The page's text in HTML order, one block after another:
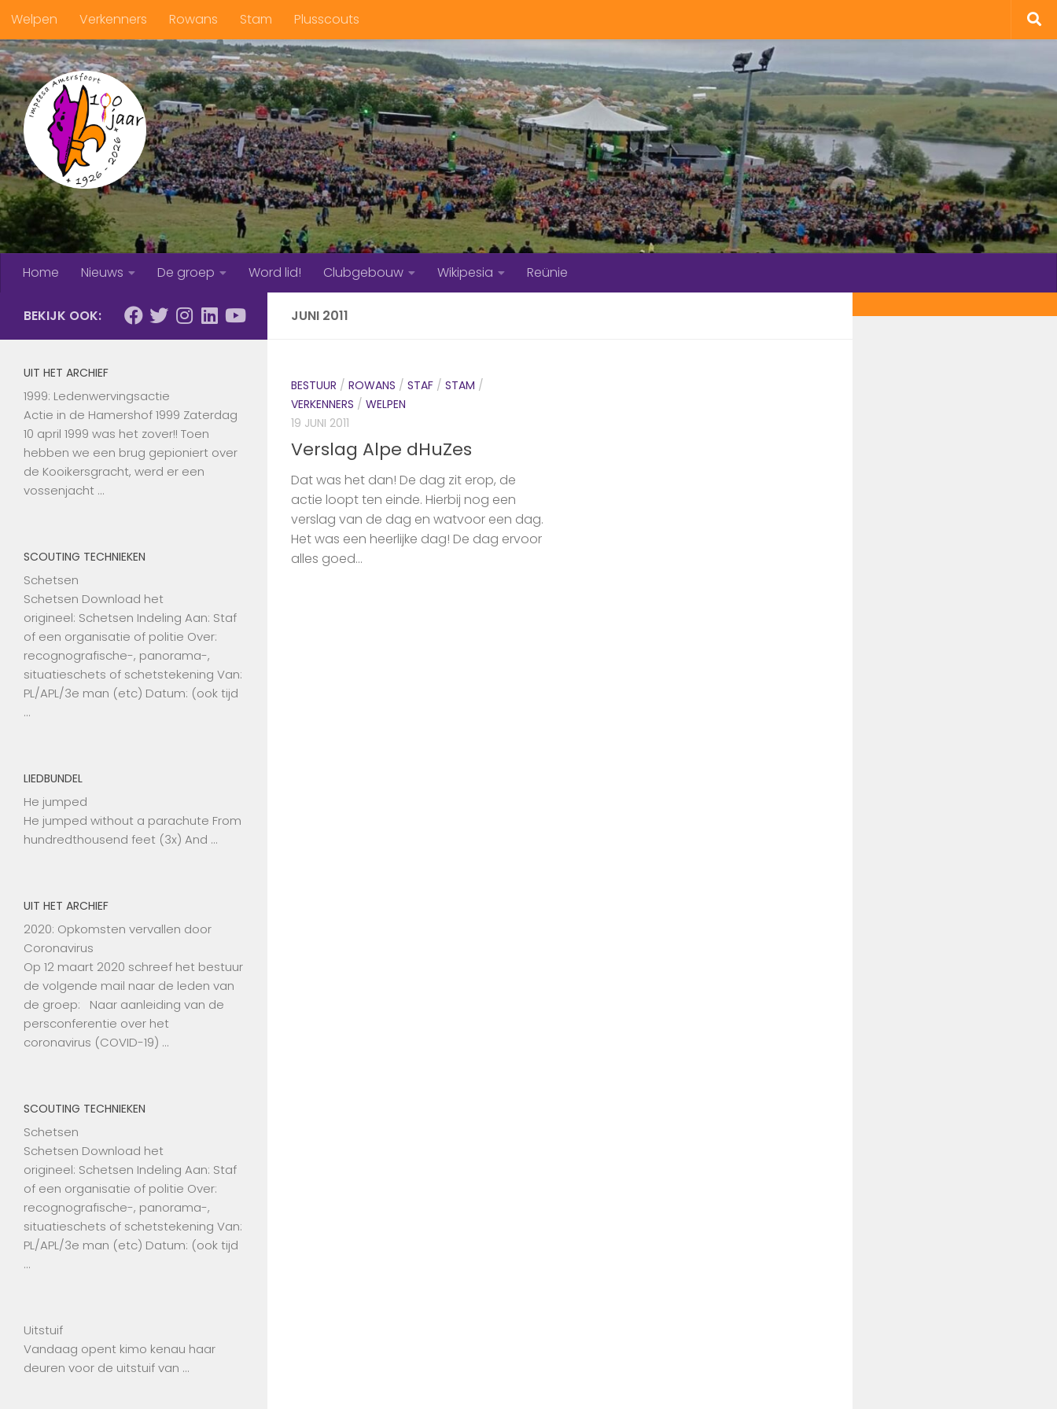
Doorgaan naar inhoud
Welpen Verkenners Rowans Stam Plusscouts
Home Nieuws De groep Word lid! Clubgebouw Wikipesia Reünie
JUNI 2011
BESTUUR / ROWANS / STAF / STAM /
VERKENNERS / WELPEN
19 JUNI 2011
Verslag Alpe dHuZes
Dat was het dan! De dag zit erop, de
actie loopt ten einde. Hierbij nog een
verslag van de dag en watvoor een dag.
Het was een heerlijke dag! De dag ervoor
alles goed...
BEKIJK OOK:
UIT HET ARCHIEF
1999: Ledenwervingsactie
Actie in de Hamershof 1999 Zaterdag
10 april 1999 was het zover!! Toen
hebben we een brug gepioniert over
de Kooikersgracht, werd er een
vossenjacht …
SCOUTING TECHNIEKEN
Schetsen
Schetsen Download het
origineel: Schetsen Indeling Aan: Staf
of een organisatie of politie Over:
recognografische-, panorama-,
situatieschets of schetstekening Van:
PL/APL/3e man (etc) Datum: (ook tijd
…
LIEDBUNDEL
He jumped
He jumped without a parachute From
hundredthousend feet (3x) And …
UIT HET ARCHIEF
2020: Opkomsten vervallen door
Coronavirus
Op 12 maart 2020 schreef het bestuur
de volgende mail naar de leden van
de groep: Naar aanleiding van de
persconferentie over het
coronavirus (COVID-19) …
SCOUTING TECHNIEKEN
Schetsen
Schetsen Download het
origineel: Schetsen Indeling Aan: Staf
of een organisatie of politie Over:
recognografische-, panorama-,
situatieschets of schetstekening Van:
PL/APL/3e man (etc) Datum: (ook tijd
…
Uitstuif
Vandaag opent kimo kenau haar
deuren voor de uitstuif van …